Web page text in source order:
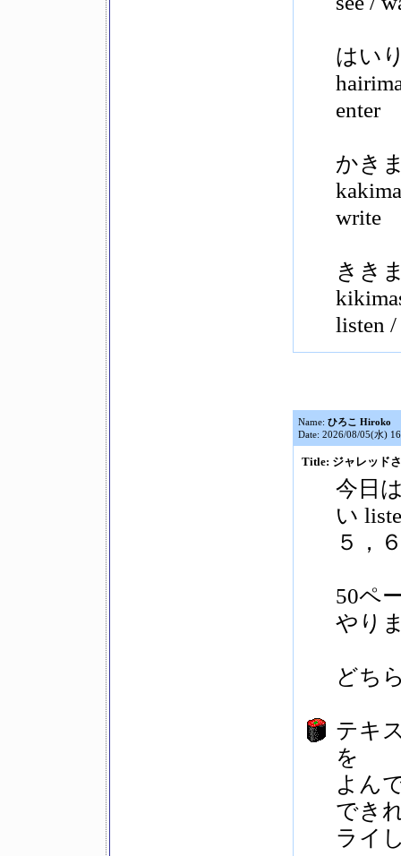
はい
enter
かき
write
きき
listen /
Name: ひろこ Hiroko
Date: 2026/08/05(水)
Title: ジャレッド
今日
い
５，
50ペ
やり
どち
テキ
を
よん
でき
ライ